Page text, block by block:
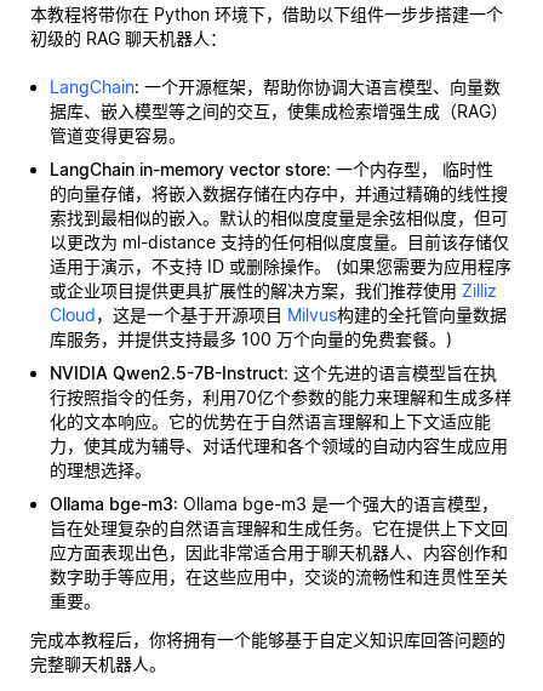
本教程将带你在 Python 环境下，借助以下组件一步步搭建一个
初级的 RAG 聊天机器人：
LangChain: 一个开源框架，帮助你协调大语言模型、向量数
据库、嵌入模型等之间的交互，使集成检索增强生成（RAG）
管道变得更容易。
LangChain in-memory vector store: 一个内存型， 临时性
的向量存储，将嵌入数据存储在内存中，并通过精确的线性搜
索找到最相似的嵌入。默认的相似度度量是余弦相似度，但可
以更改为 ml-distance 支持的任何相似度度量。目前该存储仅
适用于演示，不支持 ID 或删除操作。 (如果您需要为应用程序
或企业项目提供更具扩展性的解决方案，我们推荐使用 Zilliz
Cloud，这是一个基于开源项目 Milvus构建的全托管向量数据
库服务，并提供支持最多 100 万个向量的免费套餐。)
NVIDIA Qwen2.5-7B-Instruct: 这个先进的语言模型旨在执
行按照指令的任务，利用70亿个参数的能力来理解和生成多样
化的文本响应。它的优势在于自然语言理解和上下文适应能
力，使其成为辅导、对话代理和各个领域的自动内容生成应用
的理想选择。
Ollama bge-m3: Ollama bge-m3 是一个强大的语言模型，
旨在处理复杂的自然语言理解和生成任务。它在提供上下文回
应方面表现出色，因此非常适合用于聊天机器人、内容创作和
数字助手等应用，在这些应用中，交谈的流畅性和连贯性至关
重要。
完成本教程后，你将拥有一个能够基于自定义知识库回答问题的
完整聊天机器人。